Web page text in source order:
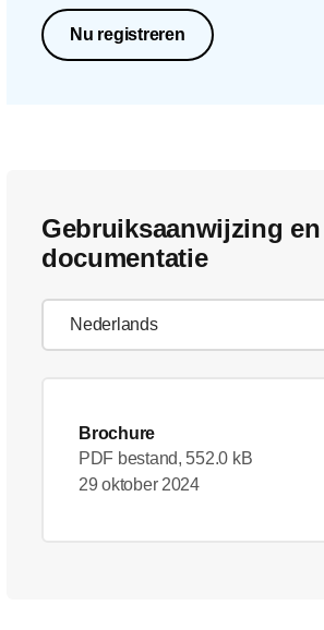
Nu registreren
Gebruiksaanwijzing en
documentatie
Brochure
PDF bestand, 552.0 kB
29 oktober 2024